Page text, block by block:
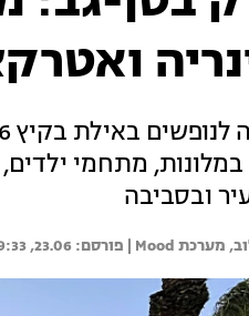
במלונות, מתחמי
ובסביבה
מערכת Mood | 23.06, 09:33